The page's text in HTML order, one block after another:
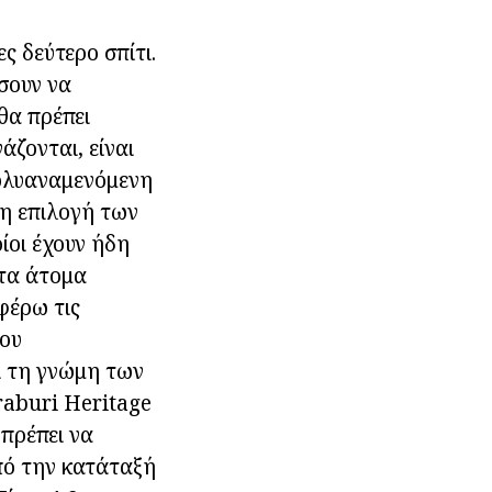
δεύτερο σπίτι.
να
πρέπει
είναι
επιλογή των
έχουν ήδη
άτομα
τις
τη γνώμη των
Heritage
να
την κατάταξή